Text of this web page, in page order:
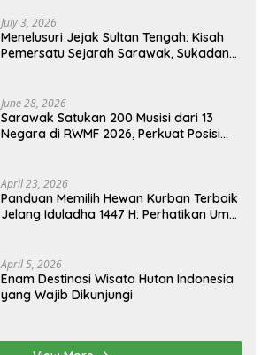
July 3, 2026
Menelusuri Jejak Sultan Tengah: Kisah
Pemersatu Sejarah Sarawak, Sukadana,
June 28, 2026
Sarawak Satukan 200 Musisi dari 13
Negara di RWMF 2026, Perkuat Posisi
April 23, 2026
Panduan Memilih Hewan Kurban Terbaik
Jelang Iduladha 1447 H: Perhatikan Umur
April 5, 2026
Enam Destinasi Wisata Hutan Indonesia
yang Wajib Dikunjungi